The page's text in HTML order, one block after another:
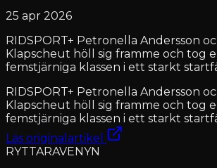
25 apr 2026
RIDSPORT+ Petronella Andersson
Klapscheut höll sig framme och tog
femstjärniga klassen i ett starkt
RIDSPORT+ Petronella Andersson
Klapscheut höll sig framme och tog
femstjärniga klassen i ett starkt
Läs originalartikel
RYTTARAVENYN